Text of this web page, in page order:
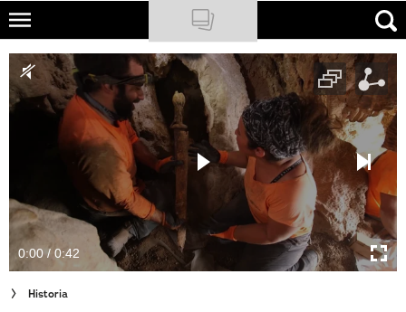
Skip
main
content
NATIONAL GEOGRAPHIC
TRAVELER
PODCASTY
Newsletter
Cuda Polski
Wielki Konkurs Fotograficzny
0:00 / 0:42
Historia